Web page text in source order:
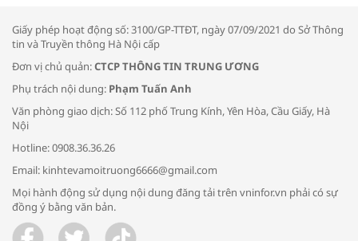
Bác sĩ tư vấn cách phòng tránh bệnh
Trao yêu thương cho em
Giấy phép hoạt động số: 3100/GP-TTĐT, ngày 07/09/2021 do Sở Thông
tin và Truyền thông Hà Nội cấp
Đơn vị chủ quản:CTCP THÔNG TIN TRUNG ƯƠNG
Phụ trách nội dung: Phạm Tuấn Anh
Văn phòng giao dịch: Số 112 phố Trung Kính, Yên Hòa, Cầu Giấy, Hà
Nội
Hotline: 0908.36.36.26
Email: kinhtevamoitruong6666@gmail.com
Mọi hành động sử dụng nội dung đăng tải trên vninfor.vn phải có sự
đồng ý bằng văn bản.